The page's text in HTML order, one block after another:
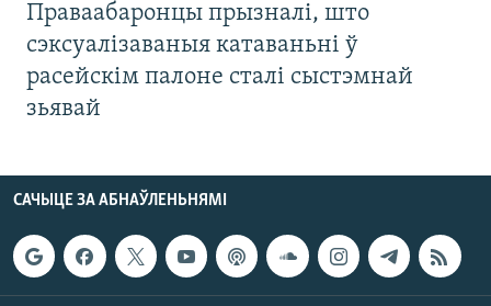
Праваабаронцы прызналі, што
сэксуалізаваныя катаваньні ў
расейскім палоне сталі сыстэмнай
зьявай
САЧЫЦЕ ЗА АБНАЎЛЕНЬНЯМІ